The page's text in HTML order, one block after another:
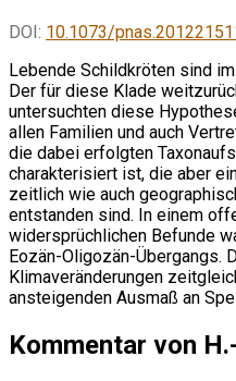
DOI: 10.1073/
Lebende Schildkröten sind
Der für diese Klade
untersuchten diese
allen Familien und auch
die dabei erfolgten
charakterisiert ist, die aber
zeitlich wie auch
entstanden sind. In einem
widersprüchlichen Befunde
Eozän-Oligozän-Übergangs.
Klimaveränderungen
ansteigenden Ausmaß an
Kommentar von